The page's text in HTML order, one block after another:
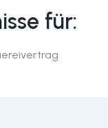
für: